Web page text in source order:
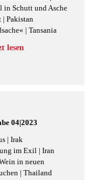
in Schutt und Asche
| Pakistan
| Tansania
lesen
04|2023
| Irak
im Exil | Iran
in neuen
| Thailand